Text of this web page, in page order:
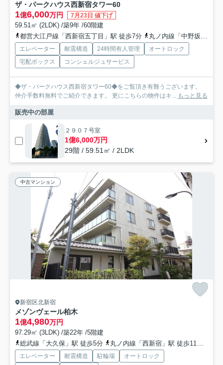
ザ・パークハウス西新宿タワー60
1億6,000万円 7月23日 値下げ
59.51㎡ (2LDK) /築9年 /60階建
都営大江戸線「西新宿五丁目」駅 徒歩7分
丸ノ内線「中野坂上」駅 徒歩10分
エレベーター 耐震構造 24時間有人管理
オートロック
宅配ボックス
コンシェルジュサービス
◆ザ・パークハウス西新宿タワー60◆をご覧頂き有難うございます。
仲介手数料無料でご紹介できます。 更にこちらの物件はキ... もっと見る
販売中の部屋
２９０７号室
1億6,000万円
29階 / 59.51㎡ / 2LDK
中古マンション
新宿区北新宿
メゾンヴェール柏木
1億4,980万円
97.29㎡ (3LDK) /築22年 /5階建
総武線「大久保」駅 徒歩5分
丸ノ内線「西新宿」駅 徒歩11分
エレベーター 耐震構造 駐輪場
オートロック